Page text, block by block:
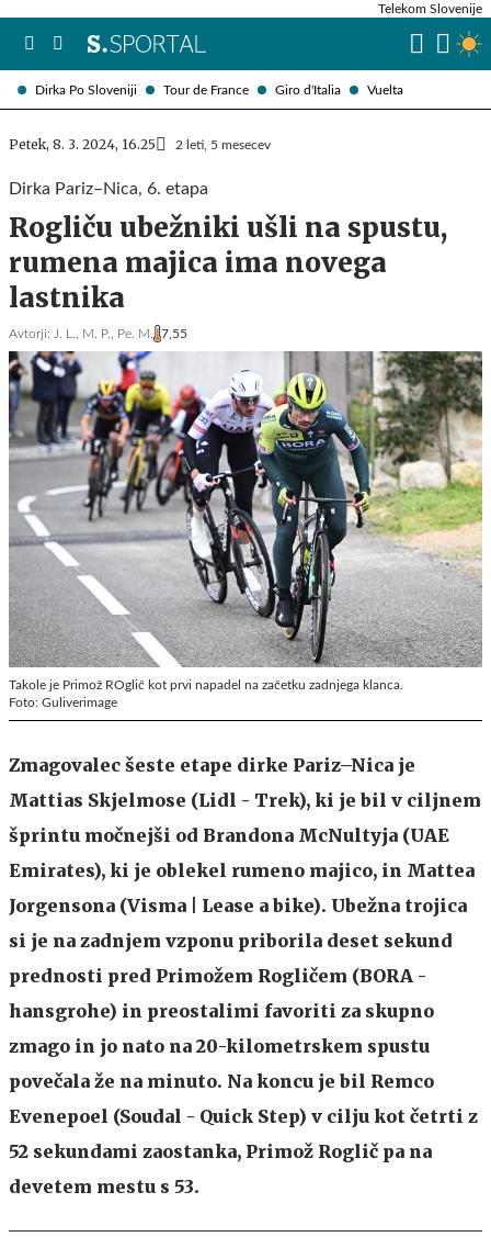
Dirka Po Sloveniji Tour de France Giro d'Italia Vuelta
Telekom Slovenije
Petek, 8. 3. 2024, 16.25 2 leti, 5 mesecev
Dirka Pariz–Nica, 6. etapa
Rogliču ubežniki ušli na spustu,
rumena majica ima novega
lastnika
Avtorji: J. L., M. P., Pe. M. 7,55
Takole je Primož ROglič kot prvi napadel na začetku zadnjega klanca.
Foto: Guliverimage
Zmagovalec šeste etape dirke Pariz–Nica je
Mattias Skjelmose (Lidl - Trek), ki je bil v ciljnem
šprintu močnejši od Brandona McNultyja (UAE
Emirates), ki je oblekel rumeno majico, in Mattea
Jorgensona (Visma | Lease a bike). Ubežna trojica
si je na zadnjem vzponu priborila deset sekund
prednosti pred Primožem Rogličem (BORA -
hansgrohe) in preostalimi favoriti za skupno
zmago in jo nato na 20-kilometrskem spustu
povečala že na minuto. Na koncu je bil Remco
Evenepoel (Soudal - Quick Step) v cilju kot četrti z
52 sekundami zaostanka, Primož Roglič pa na
devetem mestu s 53.